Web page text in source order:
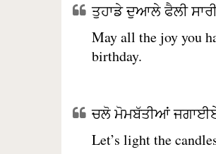
ਤੁਹਾਡੇ ਦੁਆਲੇ ਫੈਲੀ
May all the joy you
birthday.
ਚਲੋ ਮੋਮਬੱਤੀਆਂ ਜਗਾਈਏ
Let’s light the